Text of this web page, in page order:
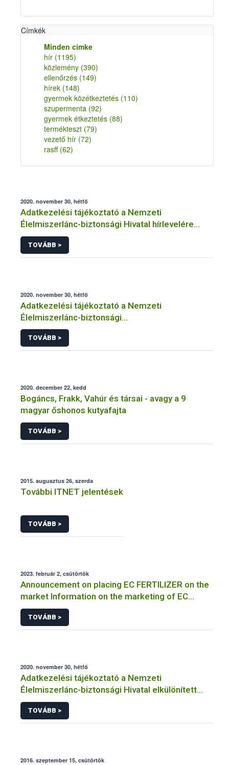
Címkék
Minden címke
hír (1195)
közlemény (390)
ellenőrzés (149)
hírek (148)
gyermek közétkeztetés (110)
szupermenta (92)
gyermek étkeztetés (88)
termékteszt (79)
vezető hír (72)
rasff (62)
2020. november 30, hétfő
Adatkezelési tájékoztató a Nemzeti
Élelmiszerlánc-biztonsági Hivatal hírlevelére
történő regisztrációhoz kapcsolódó
adatkezelések vonatkozásában
TOVÁBB >
2020. november 30, hétfő
Adatkezelési tájékoztató a Nemzeti
Élelmiszerlánc-biztonsági
Hivatal tevékenységéhez kötődő érintetti jogok
gyakorlásával összefüggő adatkezeléseihez
TOVÁBB >
2020. december 22, kedd
Bogáncs, Frakk, Vahúr és társai - avagy a 9
magyar őshonos kutyafajta
TOVÁBB >
2015. augusztus 26, szerda
További ITNET jelentések
TOVÁBB >
2023. február 2, csütörtök
Announcement on placing EC FERTILIZER on the
market Information on the marketing of EC
FERTILIZER and the application for a certificate
TOVÁBB >
2020. november 30, hétfő
Adatkezelési tájékoztató a Nemzeti
Élelmiszerlánc-biztonsági Hivatal elkülönített
visszaélés-bejelentési rendszerhez kapcsolódó
adatkezeléséhez
TOVÁBB >
2016. szeptember 15, csütörtök